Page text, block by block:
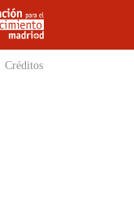
Créditos